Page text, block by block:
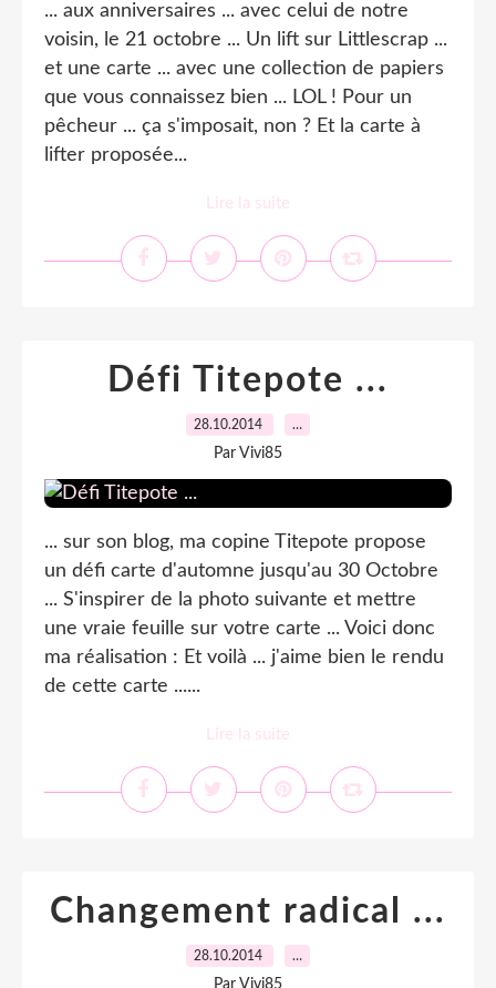
... aux anniversaires ... avec celui de notre
voisin, le 21 octobre ... Un lift sur Littlescrap ...
et une carte ... avec une collection de papiers
que vous connaissez bien ... LOL ! Pour un
pêcheur ... ça s'imposait, non ? Et la carte à
lifter proposée...
Lire la suite
Défi Titepote ...
28.10.2014 …
Par Vivi85
... sur son blog, ma copine Titepote propose
un défi carte d'automne jusqu'au 30 Octobre
... S'inspirer de la photo suivante et mettre
une vraie feuille sur votre carte ... Voici donc
ma réalisation : Et voilà ... j'aime bien le rendu
de cette carte ......
Lire la suite
Changement radical ...
28.10.2014 …
Par Vivi85